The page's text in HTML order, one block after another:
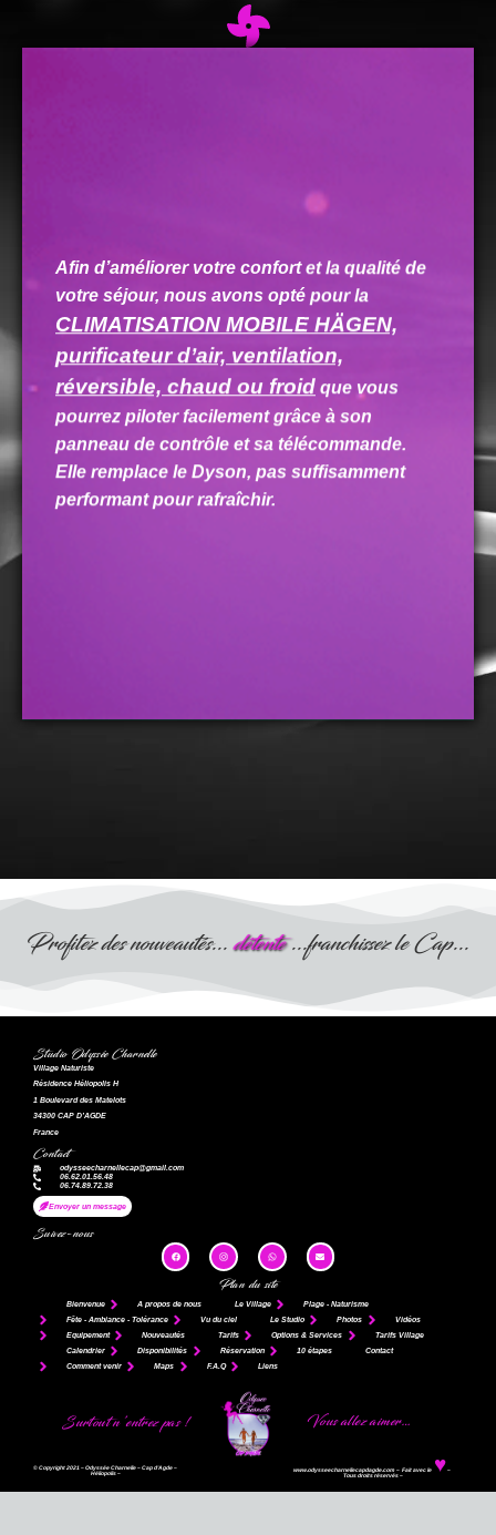
Afin d’améliorer votre confort et la qualité de
votre séjour, nous avons opté pour la
CLIMATISATION MOBILE HÄGEN,
purificateur d’air, ventilation,
réversible, chaud ou froidque vous
pourrez piloter facilement grâce à son
panneau de contrôle et sa télécommande.
Elle remplace le Dyson, pas suffisamment
Profitez des nouveautés...détente...franchissez le Cap...
Studio Odyssée Charnelle
Village Naturiste
Résidence Héliopolis H
1 Boulevard des Matelots
34300 CAP D’AGDE
France
Contact
odysseecharnellecap@gmail.com
06.62.01.56.48
06.74.89.72.38
Envoyer un message
Suivez-nous
Plan du site
Bienvenue A propos de nous Le Village
Plage - Naturisme
Fête - Ambiance - Tolérance
Vu du ciel Le Studio Photos
Vidéos
Equipement
Nouveautés Tarifs Options & Services
Tarifs Village
Calendrier
Disponibilités Réservation 10 étapes
Contact
Comment venir
Maps F.A.Q Liens
Surtout n’entrez pas !
© Copyright 2021 – Odyssée Charnelle –Cap d’Agde –
Héliopolis –
Vous allez aimer…
www.odysseecharnellecapdagde.com – Fait avec le ♥–
Tous droits réservés –